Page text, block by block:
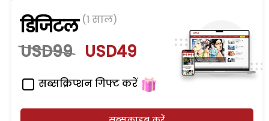
डिजिटल (1 साल)
USD99 USD49
सब्सक्रिप्शन गिफ्ट करें